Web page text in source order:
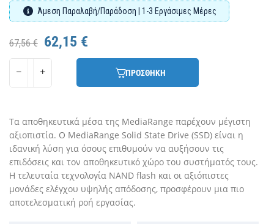
Άμεση Παραλαβή/Παράδοση | 1-3 Εργάσιμες Μέρες
67,56 € 62,15 €
ΠΡΟΣΘΗΚΗ
Τα αποθηκευτικά μέσα της MediaRange παρέχουν μέγιστη
αξιοπιστία. Ο MediaRange Solid State Drive (SSD) είναι η
ιδανική λύση για όσους επιθυμούν να αυξήσουν τις
επιδόσεις και τον αποθηκευτικό χώρο του συστήματός τους.
Η τελευταία τεχνολογία NAND flash και οι αξιόπιστες
μονάδες ελέγχου υψηλής απόδοσης, προσφέρουν μια πιο
αποτελεσματική ροή εργασίας.